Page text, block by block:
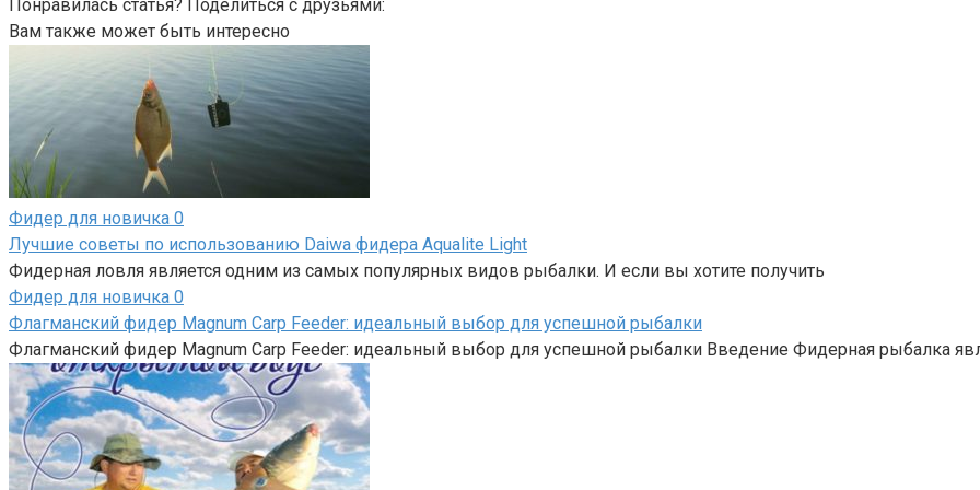
Понравилась статья? Поделиться с друзьями:
Вам также может быть интересно
Фидер для новичка 0
Лучшие советы по использованию Daiwa фидера Aqualite Light
Фидерная ловля является одним из самых популярных видов рыбалки. И если вы хотите получить
Фидер для новичка 0
Флагманский фидер Magnum Carp Feeder: идеальный выбор для успешной рыбалки
Флагманский фидер Magnum Carp Feeder: идеальный выбор для успешной рыбалки Введение Фидерная рыбалка